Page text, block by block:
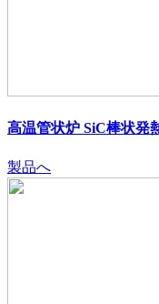
高温管状炉 SiC棒状発
製品へ